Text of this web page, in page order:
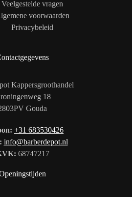
Veelgestelde vragen
voorwaarden
Privacybeleid
Kappersgroothandel
18
Gouda
+31 683530426
info@barberdepot.nl
68747217